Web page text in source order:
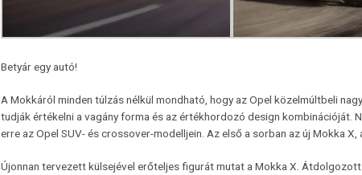
Betyár egy autó!
A Mokkáról minden túlzás nélkül mondható, hogy az Opel közelmúltbeli
tudják értékelni a vagány forma és az értékhordozó design
erre az Opel SUV- és crossover-modelljein. Az első a sorban az új Mokka
Újonnan tervezett külsejével erőteljes figurát mutat a Mokka X.